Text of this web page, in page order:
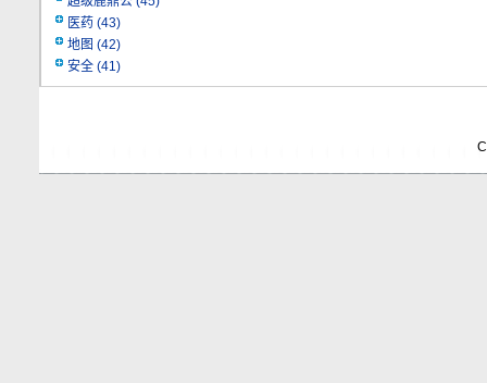
医药 (43)
地图 (42)
安全 (41)